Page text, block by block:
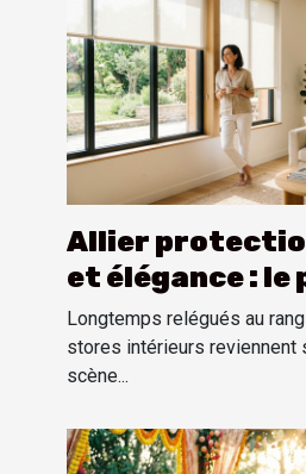
Allier
et élégance : le
stores
Longtemps relégués au
stores intérieurs reviennent
scène...